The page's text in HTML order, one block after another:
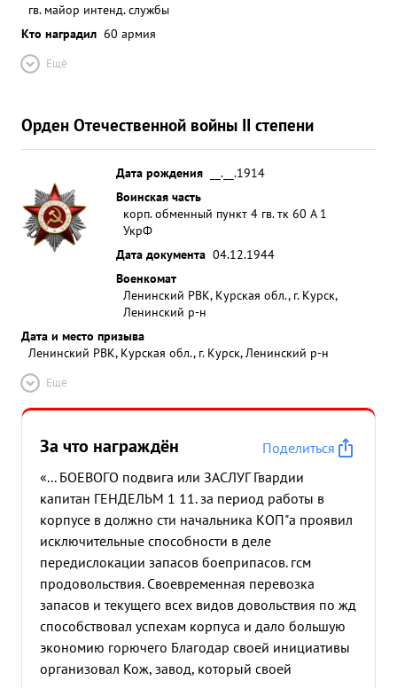
гв. майор интенд. службы
Кто наградил 60 армия
Ещё
Орден Отечественной войны II степени
Дата рождения
__.__.1914
Воинская часть
корп. обменный пункт 4 гв. тк 60 А 1
УкрФ
Дата документа 04.12.1944
Военкомат
Ленинский РВК, Курская обл., г. Курск,
Ленинский р-н
Дата и место призыва
Ленинский РВК, Курская обл., г. Курск, Ленинский р-н
Ещё
За что награждён
Поделиться
«... БОЕВОГО подвига или ЗАСЛУГ Гвардии
капитан ГЕНДЕЛЬМ 1 11. за период работы в
корпусе в должно сти начальника КОП"а проявил
исключительные способности в деле
передислокации запасов боеприпасов. гсм
продовольствия. Своевременная перевозка
запасов и текущего всех видов довольствия по жд
способствовал успехам корпуса и дало большую
экономию горючего Благодар своей инициативы
организовал Кож, завод, который своей